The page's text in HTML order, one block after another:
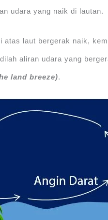
udara yang naik di lautan.
laut bergerak naik,
aliran udara yang
land breeze).